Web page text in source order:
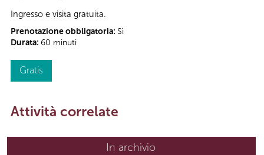
Ingresso e visita gratuita.
Prenotazione obbligatoria: Sì
Durata: 60 minuti
Gratis
Attività correlate
In archivio